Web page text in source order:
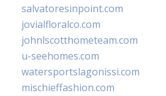
salvatoresinpoint.com
jovialfloralco.com
johnlscotthometeam.com
u-seehomes.com
watersportslagonissi.com
mischieffashion.com